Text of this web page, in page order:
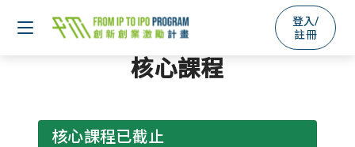
登入/
註冊
核心課程
核心課程已截止